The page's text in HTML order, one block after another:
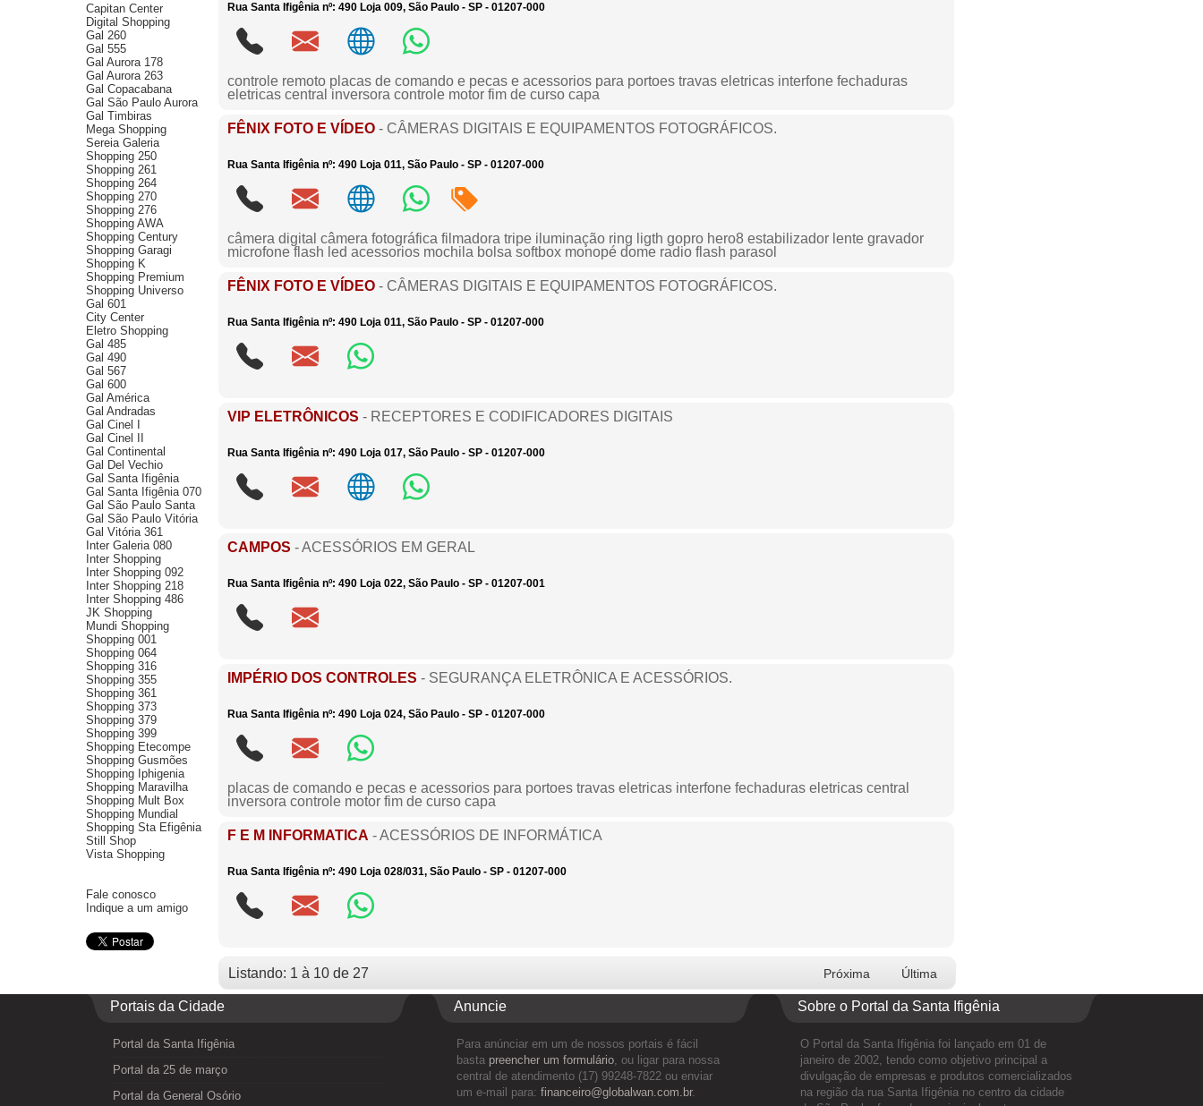
Capitan Center
Digital Shopping
Gal 260
Gal 555
Gal Aurora 178
Gal Aurora 263
Gal Copacabana
Gal São Paulo Aurora
Gal Timbiras
Mega Shopping
Sereia Galeria
Shopping 250
Shopping 261
Shopping 264
Shopping 270
Shopping 276
Shopping AWA
Shopping Century
Shopping Garagi
Shopping K
Shopping Premium
Shopping Universo
Gal 601
City Center
Eletro Shopping
Gal 485
Gal 490
Gal 567
Gal 600
Gal América
Gal Andradas
Gal Cinel I
Gal Cinel II
Gal Continental
Gal Del Vechio
Gal Santa Ifigênia
Gal Santa Ifigênia 070
Gal São Paulo Santa
Gal São Paulo Vitória
Gal Vitória 361
Inter Galeria 080
Inter Shopping
Inter Shopping 092
Inter Shopping 218
Inter Shopping 486
JK Shopping
Mundi Shopping
Shopping 001
Shopping 064
Shopping 316
Shopping 355
Shopping 361
Shopping 373
Shopping 379
Shopping 399
Shopping Etecompe
Shopping Gusmões
Shopping Iphigenia
Shopping Maravilha
Shopping Mult Box
Shopping Mundial
Shopping Sta Efigênia
Still Shop
Vista Shopping
Fale conosco
Indique a um amigo
Rua Santa Ifigênia nº: 490 Loja 009, São Paulo - SP - 01207-000
controle remoto placas de comando e pecas e acessorios para portoes travas eletricas interfone fechaduras
eletricas central inversora controle motor fim de curso capa
FÊNIX FOTO E VÍDEO - CÂMERAS DIGITAIS E EQUIPAMENTOS FOTOGRÁFICOS.
Rua Santa Ifigênia nº: 490 Loja 011, São Paulo - SP - 01207-000
câmera digital câmera fotográfica filmadora tripe iluminação ring ligth gopro hero8 estabilizador lente gravador
microfone flash led acessorios mochila bolsa softbox monopé dome radio flash parasol
FÊNIX FOTO E VÍDEO - CÂMERAS DIGITAIS E EQUIPAMENTOS FOTOGRÁFICOS.
Rua Santa Ifigênia nº: 490 Loja 011, São Paulo - SP - 01207-000
VIP ELETRÔNICOS - RECEPTORES E CODIFICADORES DIGITAIS
Rua Santa Ifigênia nº: 490 Loja 017, São Paulo - SP - 01207-000
CAMPOS - ACESSÓRIOS EM GERAL
Rua Santa Ifigênia nº: 490 Loja 022, São Paulo - SP - 01207-001
IMPÉRIO DOS CONTROLES - SEGURANÇA ELETRÔNICA E ACESSÓRIOS.
Rua Santa Ifigênia nº: 490 Loja 024, São Paulo - SP - 01207-000
placas de comando e pecas e acessorios para portoes travas eletricas interfone fechaduras eletricas central
inversora controle motor fim de curso capa
F E M INFORMATICA - ACESSÓRIOS DE INFORMÁTICA
Rua Santa Ifigênia nº: 490 Loja 028/031, São Paulo - SP - 01207-000
Listando: 1 à 10 de 27 Próxima Última
Portais da Cidade
Portal da Santa Ifigênia
Portal da 25 de março
Portal da General Osório
Anuncie
Para anúnciar em um de nossos portais é fácil
basta preencher um formulário, ou ligar para nossa
central de atendimento (17) 99248-7822 ou enviar
um e-mail para: financeiro@globalwan.com.br.
Sobre o Portal da Santa Ifigênia
O Portal da Santa Ifigênia foi lançado em 01 de
janeiro de 2002, tendo como objetivo principal a
divulgação de empresas e produtos comercializados
na região da rua Santa Ifigênia no centro da cidade